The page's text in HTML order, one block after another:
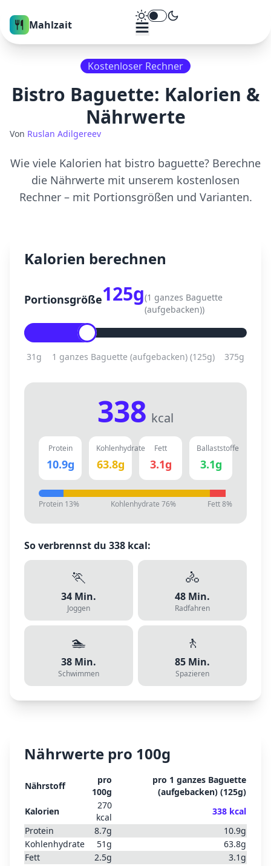
Mahlzait Theme umschalten
Kostenloser Rechner
Bistro Baguette: Kalorien &
Nährwerte
Von Ruslan Adilgereev
Wie viele Kalorien hat bistro baguette? Berechne
die Nährwerte mit unserem kostenlosen
Rechner – mit Portionsgrößen und Varianten.
Kalorien berechnen
Portionsgröße125g(1 ganzes Baguette
(aufgebacken))
31 g 1 ganzes Baguette (aufgebacken)(125g) 375g
338 kcal
Protein
10.9g
Kohlenhydrate
63.8g
Fett
3.1g
Ballaststoffe
3.1g
Protein 13% Kohlenhydrate 76% Fett8%
So verbrennst du 338 kcal:
🏃
34 Min.
Joggen
🚴
48 Min.
Radfahren
🏊
38 Min.
Schwimmen
🚶
85 Min.
Spazieren
Nährwerte pro 100g
Nährstoff
pro
100g
pro 1 ganzes Baguette
(aufgebacken) (125g)
Kalorien
270
kcal
338 kcal
Protein
8.7g 10.9g
Kohlenhydrate
51g 63.8g
Fett
2.5g 3.1g